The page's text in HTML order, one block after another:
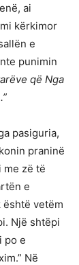
ai
kërkimor
e
punimin
ëve që Nga
pasiguria,
praninë
me zë të
e
është vetëm
Një shtëpi
po e
Në